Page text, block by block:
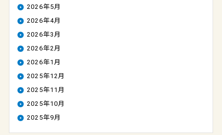
2026年5月
2026年4月
2026年3月
2026年2月
2026年1月
2025年12月
2025年11月
2025年10月
2025年9月